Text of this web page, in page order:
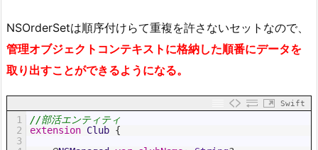
NSOrderSetは順序付けらて重複を許さないセットなので、
管理オブジェクトコンテキストに格納した順番にデータを
取り出すことができるようになる。
Swift
1
2
3
//部活エンティティ
extension Club {